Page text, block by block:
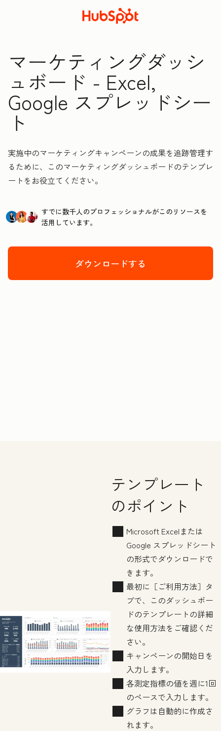
マーケティングダッシ
ュボード - Excel,
Google スプレッドシー
ト
実施中のマーケティングキャンペーンの成果を追跡管理す
るために、このマーケティングダッシュボードのテンプレ
ートをお役立てください。
すでに数千人のプロフェッショナルがこのリソースを
活用しています。
ダウンロードする
テンプレート
のポイント
Microsoft Excelまたは
Google スプレッドシート
の形式でダウンロードで
きます。
最初に［ご利用方法］タ
ブで、このダッシュボー
ドのテンプレートの詳細
な使用方法をご確認くだ
さい。
キャンペーンの開始日を
入力します。
各測定指標の値を週に1回
のペースで入力します。
グラフは自動的に作成さ
れます。